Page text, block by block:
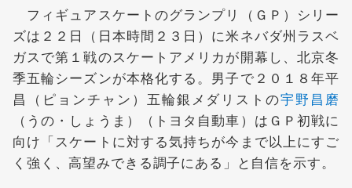
フィギュアスケートのグランプリ（ＧＰ）シリー
ズは２２日（日本時間２３日）に米ネバダ州ラスベ
ガスで第１戦のスケートアメリカが開幕し、北京冬
季五輪シーズンが本格化する。男子で２０１８年平
昌（ピョンチャン）五輪銀メダリストの宇野昌磨
（うの・しょうま）（トヨタ自動車）はＧＰ初戦に
向け「スケートに対する気持ちが今まで以上にすご
く強く、高望みできる調子にある」と自信を示す。